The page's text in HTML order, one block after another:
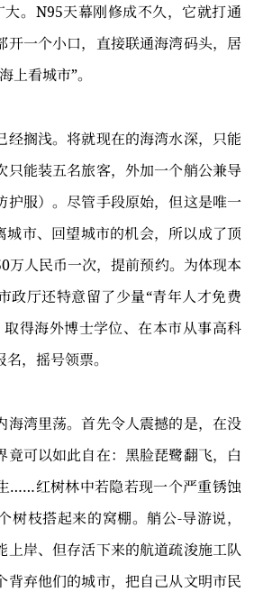
。N95天幕刚修成不久，它就打通
开一个小口，直接联通海湾码头，居
上看城市”。
经搁浅。将就现在的海湾水深，只能
只能装五名旅客，外加一个艄公兼导
护服）。尽管手段原始，但这是唯一
城市、回望城市的机会，所以成了顶
人民币一次，提前预约。为体现本
政厅还特意留了少量“青年人才免费
得海外博士学位、在本市从事高科
，摇号领票。
海湾里荡。首先令人震撼的是，在没
竟可以如此自在：黑脸琵鹭翻飞，白
……红树林中若隐若现一个严重锈蚀
树枝搭起来的窝棚。艄公-导游说，
上岸、但存活下来的航道疏浚施工队
背弃他们的城市，把自己从文明市民